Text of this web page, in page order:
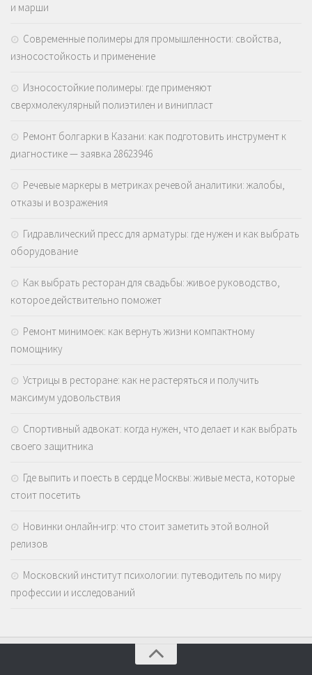
и марши
Современные полимеры для промышленности: свойства,
износостойкость и применение
Износостойкие полимеры: где применяют
сверхмолекулярный полиэтилен и винипласт
Ремонт болгарки в Казани: как подготовить инструмент к
диагностике — заявка 28623946
Речевые маркеры в метриках речевой аналитики: жалобы,
отказы и возражения
Гидравлический пресс для арматуры: где нужен и как выбрать
оборудование
Как выбрать ресторан для свадьбы: живое руководство,
которое действительно поможет
Ремонт минимоек: как вернуть жизни компактному
помощнику
Устрицы в ресторане: как не растеряться и получить
максимум удовольствия
Спортивный адвокат: когда нужен, что делает и как выбрать
своего защитника
Где выпить и поесть в сердце Москвы: живые места, которые
стоит посетить
Новинки онлайн-игр: что стоит заметить этой волной
релизов
Московский институт психологии: путеводитель по миру
профессии и исследований